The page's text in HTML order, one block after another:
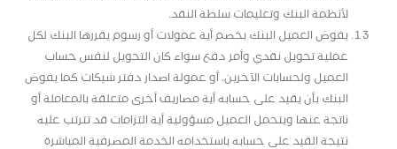
لأنظمة البنك وتعليمات سلطة النقد.
يفوض العميل البنك بخصم أية عمولات أو رسوم يقررها البنك لكل
عملية تحويل نقدي وأمر دفع سواء كان التحويل لنفس حساب
العميل ولحسابات الآخرين، أو عمولة اصدار دفتر شيكات كما يفوض
البنك بأن يقيد على حسابه أية مصاريف أخرى متعلقة بالمعاملة أو
ناتجة عنها ويتحمل العميل مسؤولية أية التزامات قد تترتب عليه
نتيجة القيد على حسابه باستخدامه الخدمة المصرفية المباشرة